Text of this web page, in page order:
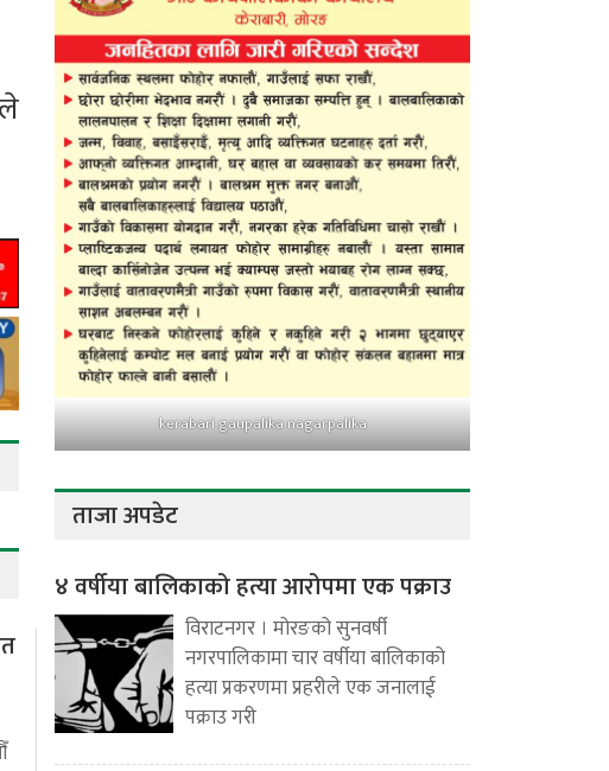
kerabari gaupalika nagarpalika
ताजा अपडेट
४ वर्षीया बालिकाको हत्या आरोपमा एक पक्राउ
विराटनगर । मोरङको सुनवर्षी
नगरपालिकामा चार वर्षीया बालिकाको
हत्या प्रकरणमा प्रहरीले एक जनालाई
पक्राउ गरी